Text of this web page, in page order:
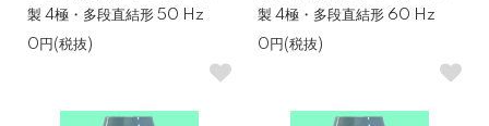
製 4極・多段直結形 50 Hz
0円(税抜)
製 4極・多段直結形 60 Hz
0円(税抜)